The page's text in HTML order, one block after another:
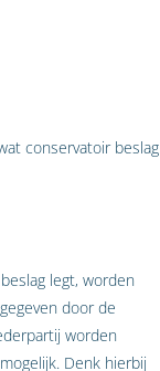
conservatoir beslag
legt, worden
door de
worden
Denk hierbij